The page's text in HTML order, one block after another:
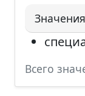
Всего